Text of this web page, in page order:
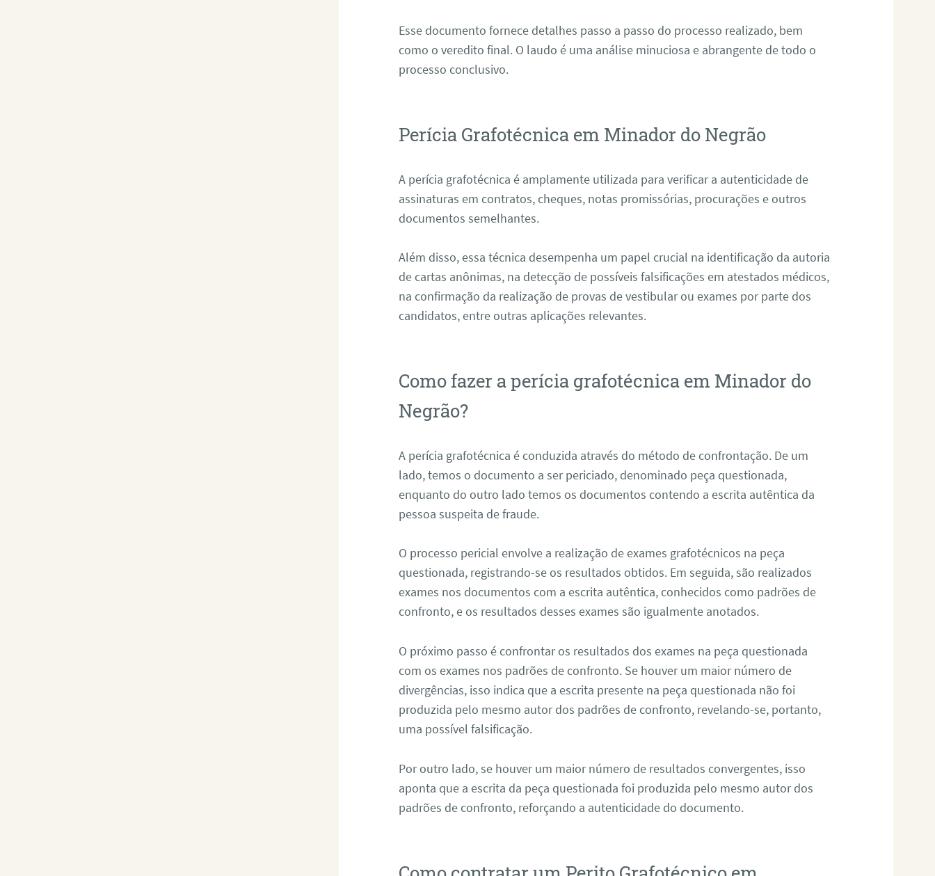
Esse documento fornece detalhes passo a passo do processo realizado, bem
como o veredito final. O laudo é uma análise minuciosa e abrangente de todo o
processo conclusivo.
Perícia Grafotécnica em Minador do Negrão
A perícia grafotécnica é amplamente utilizada para verificar a autenticidade de
assinaturas em contratos, cheques, notas promissórias, procurações e outros
documentos semelhantes.
Além disso, essa técnica desempenha um papel crucial na identificação da autoria
de cartas anônimas, na detecção de possíveis falsificações em atestados médicos,
na confirmação da realização de provas de vestibular ou exames por parte dos
candidatos, entre outras aplicações relevantes.
Como fazer a perícia grafotécnica em Minador do
Negrão?
A perícia grafotécnica é conduzida através do método de confrontação. De um
lado, temos o documento a ser periciado, denominado peça questionada,
enquanto do outro lado temos os documentos contendo a escrita autêntica da
pessoa suspeita de fraude.
O processo pericial envolve a realização de exames grafotécnicos na peça
questionada, registrando-se os resultados obtidos. Em seguida, são realizados
exames nos documentos com a escrita autêntica, conhecidos como padrões de
confronto, e os resultados desses exames são igualmente anotados.
O próximo passo é confrontar os resultados dos exames na peça questionada
com os exames nos padrões de confronto. Se houver um maior número de
divergências, isso indica que a escrita presente na peça questionada não foi
produzida pelo mesmo autor dos padrões de confronto, revelando-se, portanto,
uma possível falsificação.
Por outro lado, se houver um maior número de resultados convergentes, isso
aponta que a escrita da peça questionada foi produzida pelo mesmo autor dos
padrões de confronto, reforçando a autenticidade do documento.